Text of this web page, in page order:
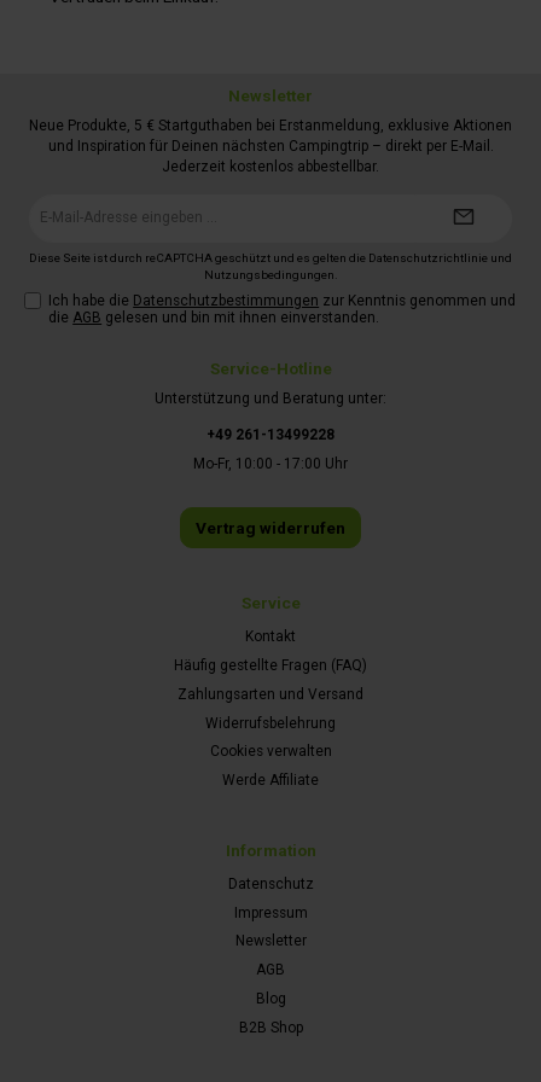
Service-Hotline
Unterstützung und Beratung unter:
+49 261-13499228
Mo-Fr, 10:00 - 17:00 Uhr
Vertrag widerrufen
Service
Kontakt
Häufig gestellte Fragen (FAQ)
Zahlungsarten und Versand
Widerrufsbelehrung
Cookies verwalten
Werde Affiliate
Information
Datenschutz
Impressum
Newsletter
AGB
Blog
B2B Shop
Newsletter
Neue Produkte, 5 € Startguthaben bei Erstanmeldung, exklusive Aktionen
und Inspiration für Deinen nächsten Campingtrip – direkt per E-Mail.
Jederzeit kostenlos abbestellbar.
Diese Seite ist durch reCAPTCHA geschützt und es gelten die Datenschutzrichtlinie und
Nutzungsbedingungen.
Ich habe die Datenschutzbestimmungen zur Kenntnis genommen und
die AGB gelesen und bin mit ihnen einverstanden.